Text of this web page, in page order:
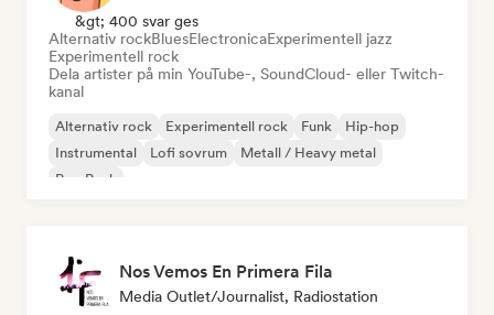
&gt; 400 svar ges
Alternativ rockBluesElectronicaExperimentell jazz
Experimentell rock
Dela artister på min YouTube-, SoundCloud- eller Twitch-
kanal
Alternativ rock Experimentell rock Funk
Hip-hop
Instrumental
Lofi sovrum
Metall / Heavy metal
Pop Punk
Nos Vemos En Primera Fila
Media Outlet/Journalist, Radiostation